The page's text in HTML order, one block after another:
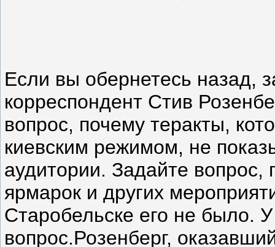
Если вы обернетесь назад,
корреспондент Стив
вопрос, почему теракты,
киевским режимом, не
аудитории. Задайте
ярмарок и других
Старобельске его не было.
вопрос.Розенберг,